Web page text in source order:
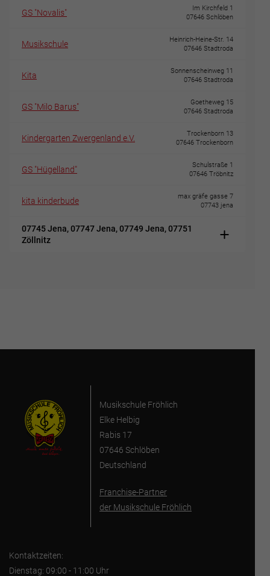
GS "Novalis"
Im Kirchfeld 1
07646 Schlöben
Musikschule
Heinrich-Heine-Str. 14
07646 Stadtroda
Kita
Sonnenscheinweg 11
07646 Stadtroda
GS "Milo Barus"
Goetheweg 15
07646 Stadtroda
Kindergarten Zwergenland e.V.
Trockenborn 13
07646 Trockenborn
GS "Hügelland"
Schulstraße 1
07646 Tröbnitz
kita kinderbude
max gräfe gasse 7
07743 jena
07745 Jena, 07747 Jena, 07749 Jena, 07751
Zöllnitz
Musikschule Fröhlich
Elke Helbig
Rabis 17
07646 Schlöben
Deutschland
Franchise-Partner
der Musikschule Fröhlich
Kontaktzeiten:
Dienstag: 09:00 - 11:00 Uhr